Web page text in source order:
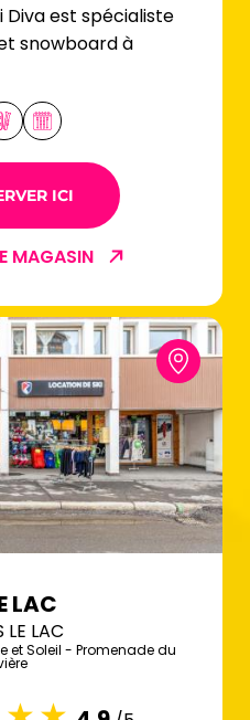
Diva est spécialiste
snowboard à
ICI
MAGASIN
LAC
LE LAC
et Soleil - Promenade du